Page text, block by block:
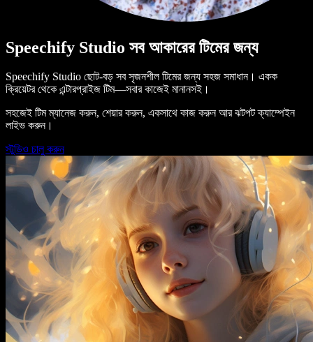
Speechify Studio সব আকারের টিমের জন্য
Speechify Studio ছোট-বড় সব সৃজনশীল টিমের জন্য সহজ সমাধান। একক
ক্রিয়েটর থেকে এন্টারপ্রাইজ টিম—সবার কাজেই মানানসই।
সহজেই টিম ম্যানেজ করুন, শেয়ার করুন, একসাথে কাজ করুন আর ঝটপট ক্যাম্পেইন
লাইভ করুন।
স্টুডিও চালু করুন